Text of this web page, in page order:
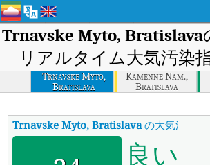
Trnavske Myto, Bratislava
リアルタイム大気汚染指
Trnavske Myto,
Bratislava
Kamenne Nam.,
Bratislava
Trnavske Myto, Bratislavaの大気汚染指数
良い